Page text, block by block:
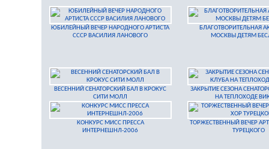
ЮБИЛЕЙНЫЙ ВЕЧЕР НАРОДНОГО АРТИСТА
СССР ВАСИЛИЯ ЛАНОВОГО
БЛАГОТВОРИТЕЛЬНАЯ
МОСКВЫ ДЕТЯМ
ВЕСЕННИЙ СЕНАТОРСКИЙ БАЛ В КРОКУС
СИТИ МОЛЛ
ЗАКРЫТИЕ СЕЗОНА
НА ТЕПЛОХОДЕ
КОНКУРС МИСС ПРЕССА
ИНТЕРНЕШНЛ-2006
ТОРЖЕСТВЕННЫЙ ВЕЧЕР
ТУРЕЦКОГО